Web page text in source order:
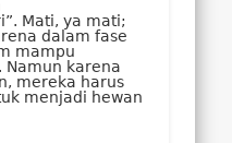
Mati, ya mati;
dalam fase
mampu
karena
mereka harus
menjadi hewan